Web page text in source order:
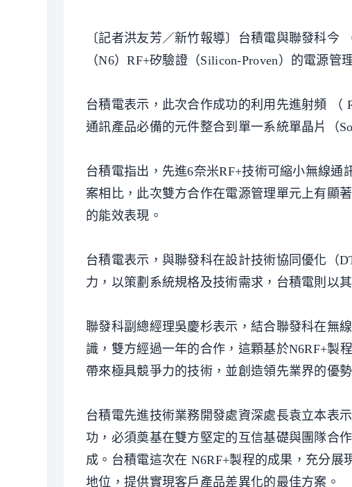
〔記者洪友芳／新竹報導〕台積電與聯發科今
（N6）RF+矽驗證（Silicon-Proven）的電源
台積電表示，此次合作成功的利用先進射頻 （
通訊產品必備的元件整合到單一系統單晶片（
台積電指出，先進6奈米RF+技術可縮小無線
案相比，此次雙方合作在電源管理單元上有顯
的能效表現。
台積電表示，與聯發科在設計技術協同優化（
力，以策劃系統規格及技術需求，台積電則以
聯發科副總經理吳慶杉表示，結合聯發科在無
識，雙方經過一年的合作，這顆基於N6RF+製
帶來極具競爭力的技術，並創造領先業界的優勢
台積電先進技術業務開發處資深處長袁立本表
功，必須奠基在雙方堅定的互信基礎與團隊合
成。台積電這次在 N6RF+製程的成果，充分
地位，提供實現客戶產品差異化的最佳方案。